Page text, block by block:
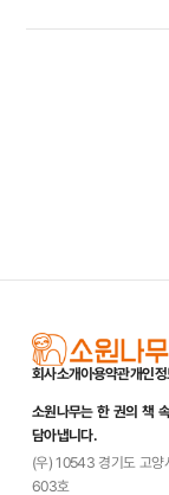
회사소개이용약관개인
소원나무는 한 권의 책
담아냅니다.
(우) 10543 경기도 고양
603호